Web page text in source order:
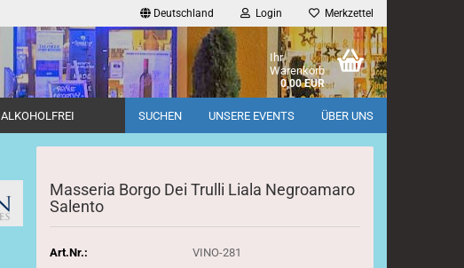
Deutschland Login Merkzettel
Ihr
Warenkorb
0,00 EUR
ALKOHOLFREI SUCHEN UNSERE EVENTS ÜBER UNS
Masseria Borgo Dei Trulli Liala Negroamaro
Salento
Art.Nr.:
VINO-281